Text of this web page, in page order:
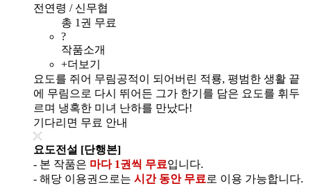
전연령 / 신무협
총 1권 무료
?
작품소개
+더보기
요도를 쥐어 무림공적이 되어버린 적룡, 평범한 생활 끝
에 무림으로 다시 뛰어든 그가 한기를 담은 요도를 휘두
르며 냉혹한 미녀 난하를 만났다!
기다리면 무료 안내
요도전설 [단행본]
- 본 작품은 마다 1권씩 무료입니다.
- 해당 이용권으로는 시간 동안 무료 로 이용 가능합니다.